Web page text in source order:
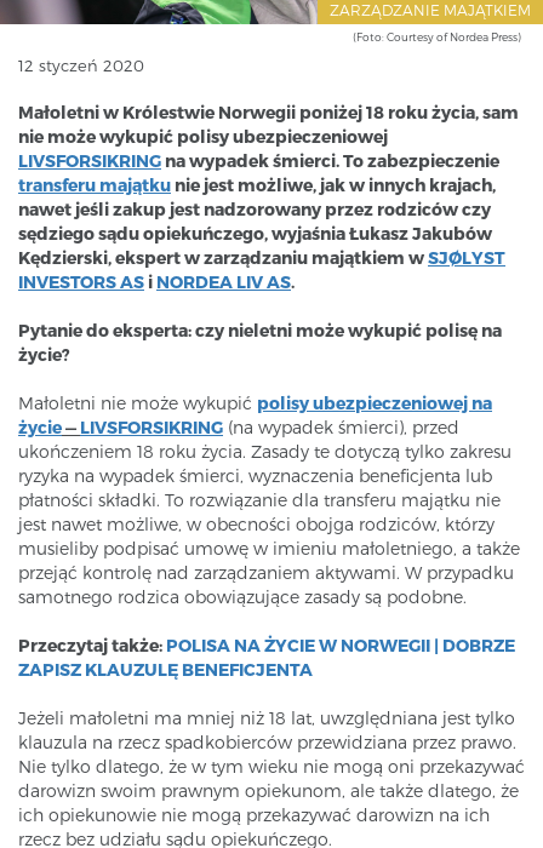
ZARZĄDZANIE MAJĄTKIEM
(Foto: Courtesy of Nordea Press)
12 styczeń 2020
Małoletni w Królestwie Norwegii poniżej 18 roku życia, sam
nie może wykupić polisy ubezpieczeniowej
LIVSFORSIKRING na wypadek śmierci. To zabezpieczenie
transferu majątku nie jest możliwe, jak w innych krajach,
nawet jeśli zakup jest nadzorowany przez rodziców czy
sędziego sądu opiekuńczego, wyjaśnia Łukasz Jakubów
Kędzierski, ekspert w zarządzaniu majątkiem wSJØLYST
INVESTORS AS i NORDEA LIV AS.
Pytanie do eksperta: czy nieletni może wykupić polisę na
życie?
Małoletni nie może wykupić polisy ubezpieczeniowej na
życie— LIVSFORSIKRING (na wypadek śmierci), przed
ukończeniem 18 roku życia. Zasady te dotyczą tylko zakresu
ryzyka na wypadek śmierci, wyznaczenia beneficjenta lub
płatności składki. To rozwiązanie dla transferu majątku nie
jest nawet możliwe, w obecności obojga rodziców, którzy
musieliby podpisać umowę w imieniu małoletniego, a także
przejąć kontrolę nad zarządzaniem aktywami. W przypadku
samotnego rodzica obowiązujące zasady są podobne.
Przeczytaj także: POLISA NA ŻYCIE W NORWEGII | DOBRZE
ZAPISZ KLAUZULĘ BENEFICJENTA
Jeżeli małoletni ma mniej niż 18 lat, uwzględniana jest tylko
klauzula na rzecz spadkobierców przewidziana przez prawo.
Nie tylko dlatego, że w tym wieku nie mogą oni przekazywać
darowizn swoim prawnym opiekunom, ale także dlatego, że
ich opiekunowie nie mogą przekazywać darowizn na ich
rzecz bez udziału sądu opiekuńczego.